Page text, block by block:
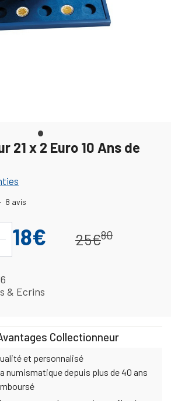
21 x 2 Euro 10 Ans de
8 avis
18€ 25€80
& Ecrins
Collectionneur
et personnalisé
numismatique depuis plus de 40 ans